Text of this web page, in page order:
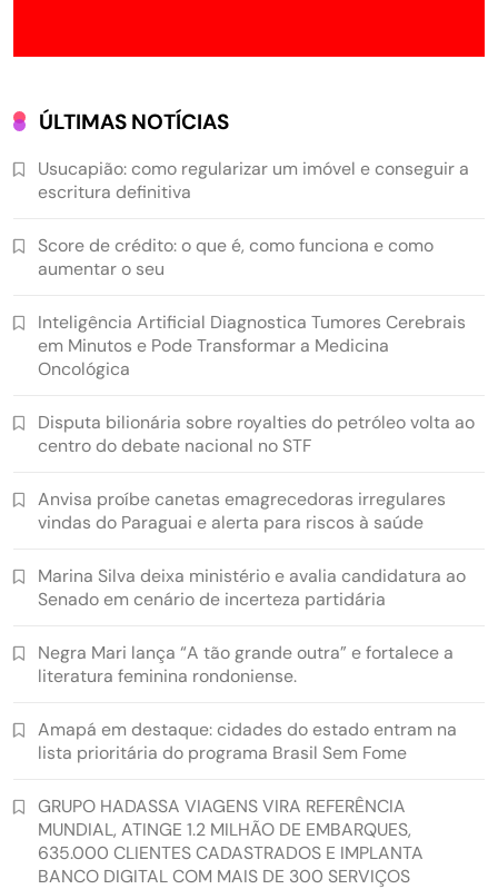
ÚLTIMAS NOTÍCIAS
Usucapião: como regularizar um imóvel e conseguir a
escritura definitiva
Score de crédito: o que é, como funciona e como
aumentar o seu
Inteligência Artificial Diagnostica Tumores Cerebrais
em Minutos e Pode Transformar a Medicina
Oncológica
Disputa bilionária sobre royalties do petróleo volta ao
centro do debate nacional no STF
Anvisa proíbe canetas emagrecedoras irregulares
vindas do Paraguai e alerta para riscos à saúde
Marina Silva deixa ministério e avalia candidatura ao
Senado em cenário de incerteza partidária
Negra Mari lança “A tão grande outra” e fortalece a
literatura feminina rondoniense.
Amapá em destaque: cidades do estado entram na
lista prioritária do programa Brasil Sem Fome
GRUPO HADASSA VIAGENS VIRA REFERÊNCIA
MUNDIAL, ATINGE 1.2 MILHÃO DE EMBARQUES,
635.000 CLIENTES CADASTRADOS E IMPLANTA
BANCO DIGITAL COM MAIS DE 300 SERVIÇOS